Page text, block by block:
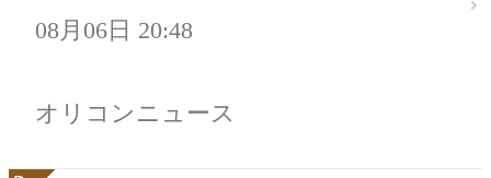
08月06日 20:48
オリコンニュース